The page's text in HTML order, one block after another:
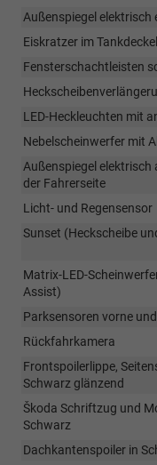
Außenspiegel elektrisch
Eiskratzer im Tankdeckel
Fensterschachtleisten
LED-Heckleuchten mit
Nebelscheinwerfer mit
Außenspiegel
der Fahrerseite
Licht- und Regensensor
Sunset (Heckscheibe
Matrix-LED-
Assist)
Parksensoren vorne
Rückfahrkamera
Frontspoilerlippe,
Schwarz glänzend
Škoda Schriftzug und
Schwarz
Dachkantenspoiler in